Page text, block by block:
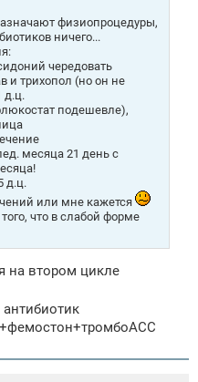
физиопроцедуры,
ничего...
чередовать
и трихопол (но он не
д.ц.
подешевле),
месяца 21 день с
д.ц.
или мне кажется
что в слабой форме
на втором цикле